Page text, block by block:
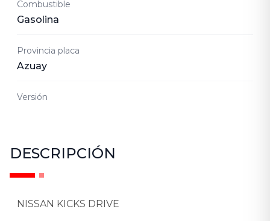
Combustible
Gasolina
Provincia placa
Azuay
Versión
DESCRIPCIÓN
NISSAN KICKS DRIVE